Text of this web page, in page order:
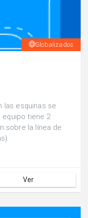
Globalizados
las esquinas se
equipo tiene 2
sobre la línea de
Ver